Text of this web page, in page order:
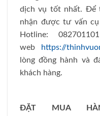
dịch vụ tốt nhất. Để
nhận được tư vấn
Hotline:
web
https://
lòng đồng hành và
khách hàng.
ĐẶT MUA